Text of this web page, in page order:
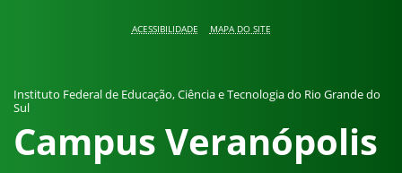
ACESSIBILIDADE MAPA DO SITE
Instituto Federal de Educação, Ciência e Tecnologia do Rio Grande do
Sul
Campus Veranópolis